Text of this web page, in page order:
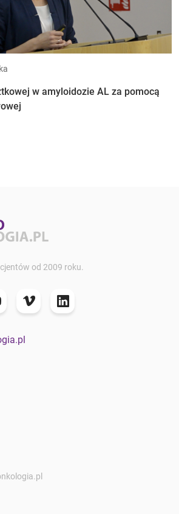
w amyloidozie AL za pomocą
od 2009 roku.